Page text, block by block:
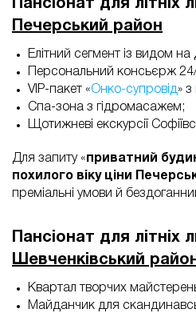
Пансіонат для
Печерський район
Елітний сегмент із видом на
Персональний консьєрж
VIP-пакет «Онко-супровід»
Спа-зона з гідромасажем;
Щотижневі екскурсії
Для запиту « приватний
похилого віку ціни
преміальні умови й
Пансіонат для
Шевченківський
Квартал творчих майстерень
Майданчик для